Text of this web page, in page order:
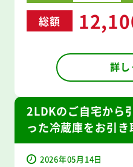
総額
詳し
2LDKのご自宅から
った冷蔵庫をお引
2026年05月14日